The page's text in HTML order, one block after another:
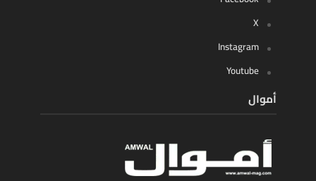
X
Instagram
Youtube
أموال